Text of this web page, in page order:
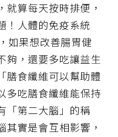
算每天按時排便，
！人體的免疫系統
如果想改善腸胃健
夠，還要多吃讓益生
膳食纖維可以幫助體
多吃膳食纖維能保持
「第二大腦」的稱
其實是會互相影響，